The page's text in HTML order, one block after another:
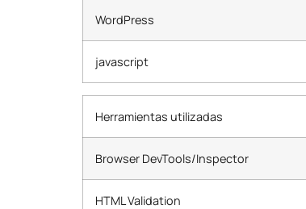
WordPress
javascript
Herramientas utilizadas
Browser DevTools/Inspector
HTML Validation